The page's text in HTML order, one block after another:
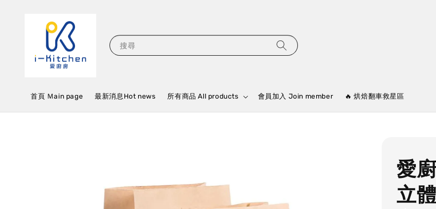
搜尋
首頁 Ｍain page 最新消息Hot news 所有商品 All products 會員加入 Join member 🔥 烘焙翻車救星區
愛
立